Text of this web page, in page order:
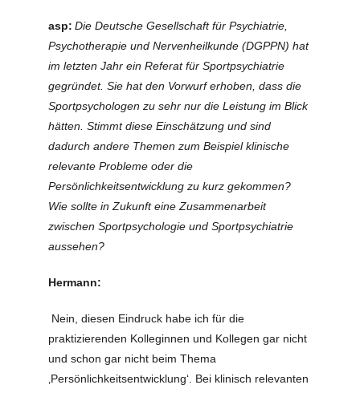
asp: Die Deutsche Gesellschaft für Psychiatrie,
Psychotherapie und Nervenheilkunde (DGPPN) hat
im letzten Jahr ein Referat für Sportpsychiatrie
gegründet. Sie hat den Vorwurf erhoben, dass die
Sportpsychologen zu sehr nur die Leistung im Blick
hätten. Stimmt diese Einschätzung und sind
dadurch andere Themen zum Beispiel klinische
relevante Probleme oder die
Persönlichkeitsentwicklung zu kurz gekommen?
Wie sollte in Zukunft eine Zusammenarbeit
zwischen Sportpsychologie und Sportpsychiatrie
aussehen?
Hermann:
Nein, diesen Eindruck habe ich für die
praktizierenden Kolleginnen und Kollegen gar nicht
und schon gar nicht beim Thema
‚Persönlichkeitsentwicklung‘. Bei klinisch relevanten